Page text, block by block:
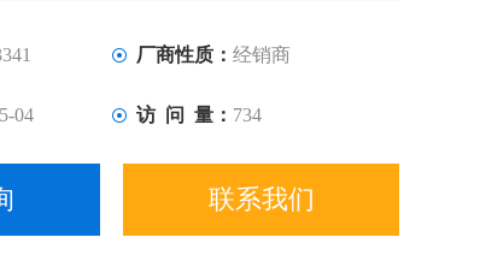
厂商性质： 经销商
04 访 问 量： 734
联系我们